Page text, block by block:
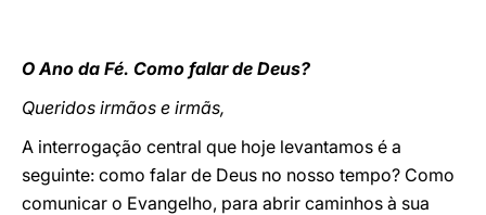
O Ano da Fé. Como falar de Deus?
Queridos irmãos e irmãs,
A interrogação central que hoje levantamos é a
seguinte: como falar de Deus no nosso tempo? Como
comunicar o Evangelho, para abrir caminhos à sua